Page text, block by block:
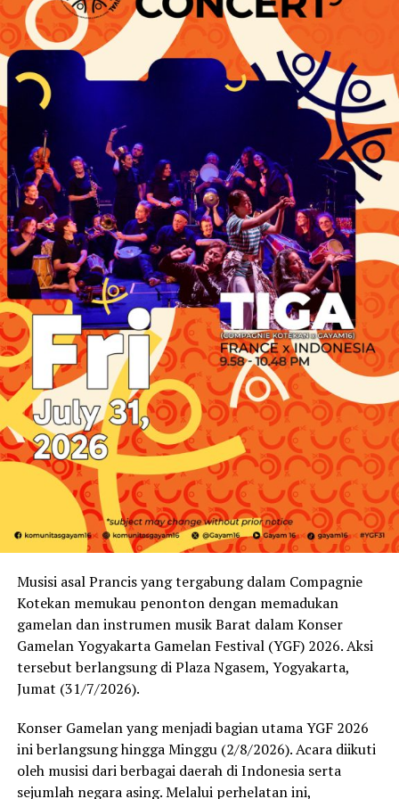
Festival Kebudayaan Desa-desa Nusantara yang digelar
secara unik sebagai bentuk perayaan dan keceriaan
Kongres Kebudayaan Desa,” ungkap Ryan.
Penutup Acara berupa Deklarasi Tatanan Indonesia Bari
Dari Desa pada 15 Agustus 2020, di Istana Negara
Jakarta, yang rencananya dilakukan langsung oleh
Presiden Republik Indonesia. Adapun Out-Put KKD
yakni,
1. Tersusunnya Dokumen RPJMDes yang bisa digunakan
sebagain acuan untuk seluruh desa di seluruh Nusantara.
2. Laporan Hasil Riset pada Juni-Juli 2020.
3. Menerbitkan 20-22 judul buku dari 20 tema yang
dibahas KKD.
4. Menerbitkan buku Strategi Pemajuan Desa-desa di
Nusantara.
Dalam kesempatan itu Kepala Desa Panggungharjo
Wahyudi Anggoro Hadi menyatakan, realitas yang
terjadi akibat Wabah Corona adalah terjadinya banyak
perubahan dalam struktur kehidupan masyarakat.
“Wabah ini mendekonstruksi semua gagasan tanpa
teriakan revolusi. Salahsatunya, ada kesan tatanan yang
berbagai tatanan alternatif,” katanya.
Pada saat yang sama, Desa membuktikan diri sebagai
kekuatan yang paling mampu bertahan di tengah
gempuran krisis yang menghantam semua lini. Desa,
ditopang posisi strategisnya yakni kekuatan Hardware
sebagainya, juga kekuatan Software berupa budaya dan
tata nilai kehidupan sosial, terbukti mampu bertahan.
“Desa dengan kekuatan budayanya terbukti tangguh
Musisi asal Prancis yang tergabung dalam Compagnie
Kotekan memukau penonton dengan memadukan
gamelan dan instrumen musik Barat dalam Konser
Gamelan Yogyakarta Gamelan Festival (YGF) 2026. Aksi
tersebut berlangsung di Plaza Ngasem, Yogyakarta,
Jumat (31/7/2026).
Konser Gamelan yang menjadi bagian utama YGF 2026
ini berlangsung hingga Minggu (2/8/2026). Acara diikuti
oleh musisi dari berbagai daerah di Indonesia serta
sejumlah negara asing. Melalui perhelatan ini,